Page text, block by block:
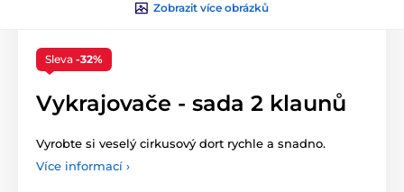
Zobrazit více obrázků
Sleva -32%
Vykrajovače - sada 2 klaunů
Vyrobte si veselý cirkusový dort rychle a snadno.
Více informací ›